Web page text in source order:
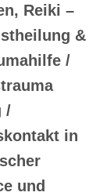
Reiki –
&
/
/
in
und